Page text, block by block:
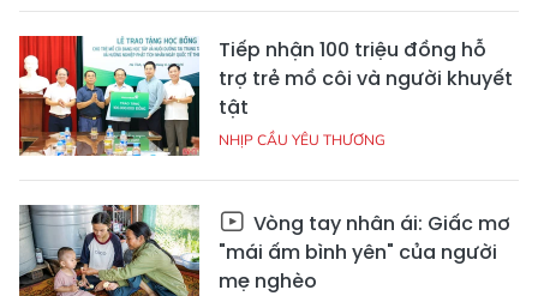
Tiếp nhận 100 triệu đồng hỗ
trợ trẻ mồ côi và người khuyết
tật
NHỊP CẦU YÊU THƯƠNG
Vòng tay nhân ái: Giấc mơ
"mái ấm bình yên" của người
mẹ nghèo